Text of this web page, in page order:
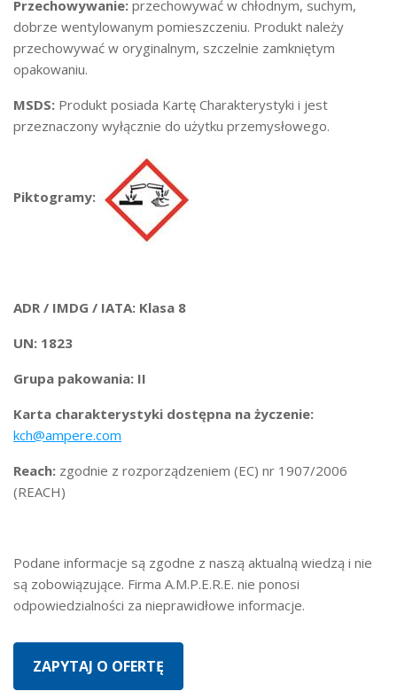
Przechowywanie: przechowywać w chłodnym, suchym,
dobrze wentylowanym pomieszczeniu. Produkt należy
przechowywać w oryginalnym, szczelnie zamkniętym
opakowaniu.
MSDS: Produkt posiada Kartę Charakterystyki i jest
przeznaczony wyłącznie do użytku przemysłowego.
Piktogramy:
ADR / IMDG / IATA: Klasa 8
UN: 1823
Grupa pakowania: II
Karta charakterystyki dostępna na życzenie:
kch@ampere.com
Reach: zgodnie z rozporządzeniem (EC) nr 1907/2006
(REACH)
Podane informacje są zgodne z naszą aktualną wiedzą i nie
są zobowiązujące. Firma A.M.P.E.R.E. nie ponosi
odpowiedzialności za nieprawidłowe informacje.